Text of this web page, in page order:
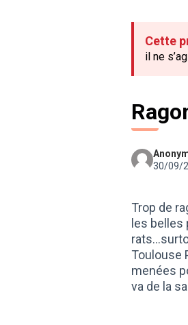
Cette
il ne
30/09/
Trop de
les
Toulouse
menées
va de la